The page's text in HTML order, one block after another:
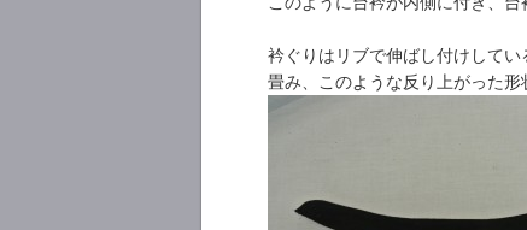
衿ぐりはリブで伸ばし付けして
畳み、このような反り上がった形